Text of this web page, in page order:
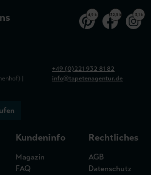
4,9 k 32,5 k 3,1 k
|
+49 (0)221 932 81 82
info@tapetenagentur.de
Kundeninfo
Magazin
FAQ
Rechtliches
AGB
Datenschutz